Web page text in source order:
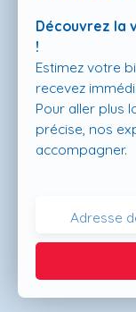
Découvrez la
!
Estimez votre
recevez
Pour aller plus
précise, nos
accompagner.
Adresse